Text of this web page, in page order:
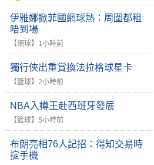
伊雅娜掀菲國網球熱：周圍都租
唔到場
【網球】 1小時前
獨行俠出重賞換法拉格球星卡
【籃球】 2小時前
NBA入樽王赴西班牙發展
【籃球】 5小時前
布朗亮相76人記招：得知交易時
掟手機